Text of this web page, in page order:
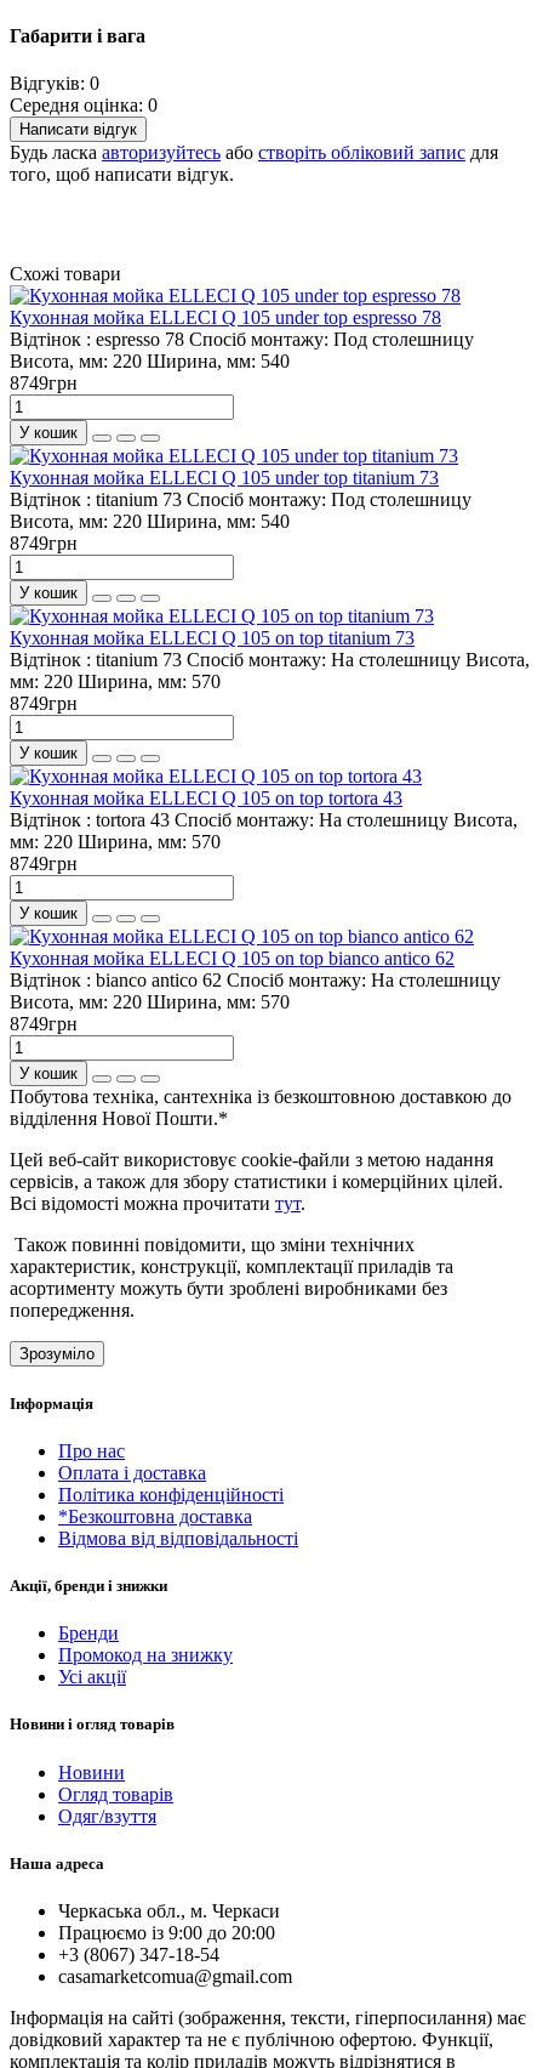
Габарити і вага
Відгуків: 0
Середня оцінка: 0
Написати відгук
Будь ласка авторизуйтесь або створіть обліковий запис для
того, щоб написати відгук.
Схожі товари
Кухонная мойка ELLECI Q 105 under top espresso 78
Відтінок : espresso 78 Спосіб монтажу: Под столешницу
Висота, мм: 220 Ширина, мм: 540
8749грн
У кошик
Кухонная мойка ELLECI Q 105 under top titanium 73
Відтінок : titanium 73 Спосіб монтажу: Под столешницу
Висота, мм: 220 Ширина, мм: 540
8749грн
У кошик
Кухонная мойка ELLECI Q 105 on top titanium 73
Відтінок : titanium 73 Спосіб монтажу: На столешницу Висота,
мм: 220 Ширина, мм: 570
8749грн
У кошик
Кухонная мойка ELLECI Q 105 on top tortora 43
Відтінок : tortora 43 Спосіб монтажу: На столешницу Висота,
мм: 220 Ширина, мм: 570
8749грн
У кошик
Кухонная мойка ELLECI Q 105 on top bianco antico 62
Відтінок : bianco antico 62 Спосіб монтажу: На столешницу
Висота, мм: 220 Ширина, мм: 570
8749грн
У кошик
Побутова техніка, сантехніка із безкоштовною доставкою до
відділення Нової Пошти.*
Цей веб-сайт використовує cookie-файли з метою надання
сервісів, а також для збору статистики і комерційних цілей.
Всі відомості можна прочитати тут.
Також повинні повідомити, що зміни технічних
характеристик, конструкції, комплектації приладів та
асортименту можуть бути зроблені виробниками без
попередження.
Зрозуміло
Інформація
Про нас
Оплата і доставка
Політика конфіденційності
*Безкоштовна доставка
Відмова від відповідальності
Акції, бренди і знижки
Бренди
Промокод на знижку
Усі акції
Новини і огляд товарів
Новини
Огляд товарів
Одяг/взуття
Наша адреса
Черкаська обл., м. Черкаси
Працюємо із 9:00 до 20:00
+3 (8067) 347-18-54
casamarketcomua@gmail.com
Інформація на сайті (зображення, тексти, гіперпосилання) має
довідковий характер та не є публічною офертою. Функції,
комплектація та колір приладів можуть відрізнятися в